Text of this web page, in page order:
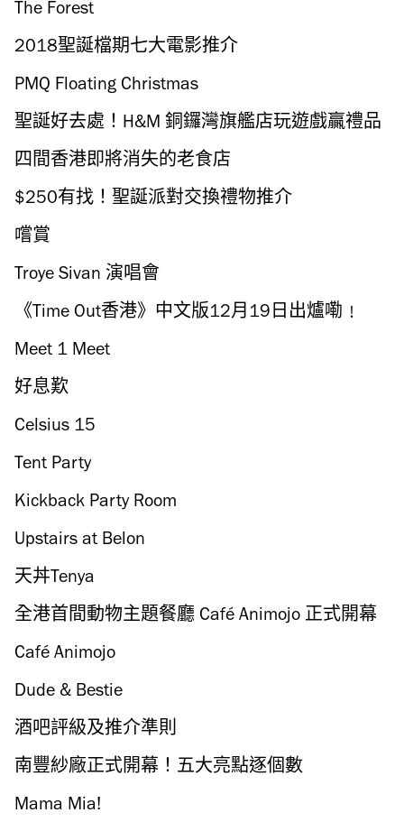
The Forest
2018聖誕檔期七大電影推介
PMQ Floating Christmas
聖誕好去處！H&M 銅鑼灣旗艦店玩遊戲贏禮品
四間香港即將消失的老食店
$250有找！聖誕派對交換禮物推介
嚐賞
Troye Sivan 演唱會
《Time Out香港》中文版12月19日出爐嘞﹗
Meet 1 Meet
好息歎
Celsius 15
Tent Party
Kickback Party Room
Upstairs at Belon
天丼Tenya
全港首間動物主題餐廳 Café Animojo 正式開幕
Café Animojo
Dude & Bestie
酒吧評級及推介準則
南豐紗廠正式開幕！五大亮點逐個數
Mama Mia!